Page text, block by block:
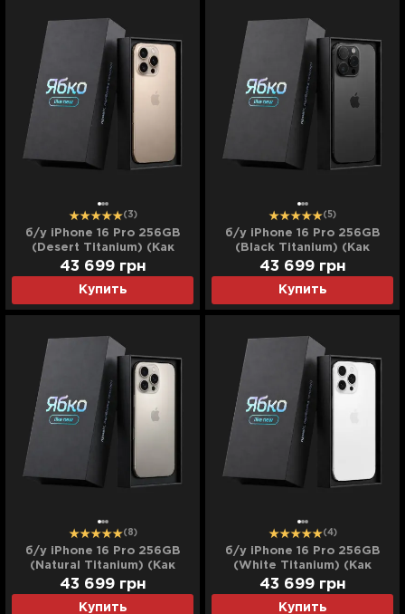
(3)
б/у iPhone 16 Pro 256GB
(Desert Titanium) (Как
Новый)
Купить
43 699 грн
(5)
б/у iPhone 16 Pro 256GB
(Black Titanium) (Как
Новый)
Купить
43 699 грн
(8)
б/у iPhone 16 Pro 256GB
(Natural Titanium) (Как
Новый)
Купить
43 699 грн
(4)
б/у iPhone 16 Pro 256GB
(White Titanium) (Как
Новый)
Купить
43 699 грн